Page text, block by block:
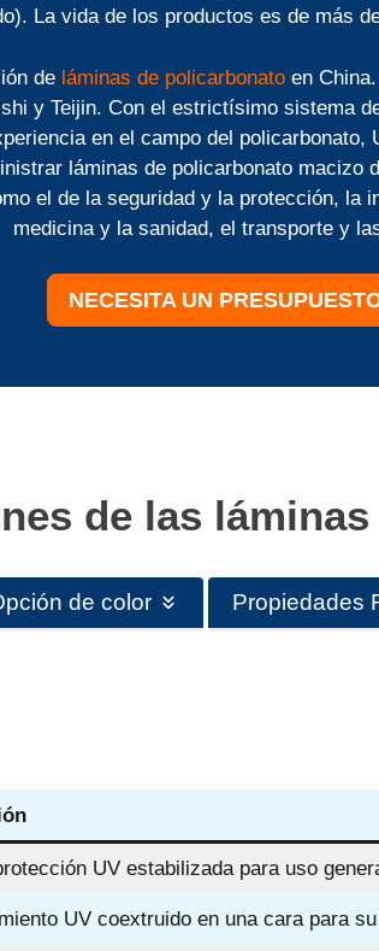
La vida de los productos es de más
de láminas de policarbonato en
y Teijin. Con el estrictísimo sistema
en el campo del policarbonato,
láminas de policarbonato macizo
el de la seguridad y la protección,
medicina y la sanidad, el transporte y
NECESITA UN
de las
de color Propiedades
UV estabilizada para uso
UV coextruido en una cara para